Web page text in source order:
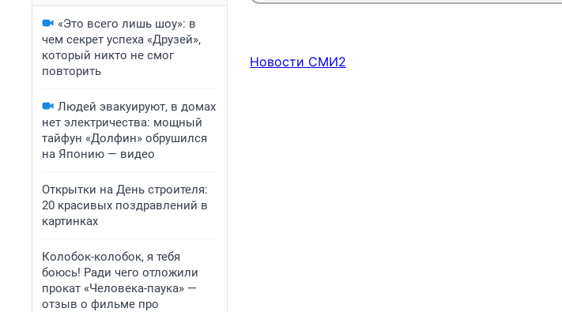
«Это всего лишь шоу»: в
чем секрет успеха «Друзей»,
который никто не смог
повторить
Людей эвакуируют, в домах
нет электричества: мощный
тайфун «Долфин» обрушился
на Японию — видео
Открытки на День строителя:
20 красивых поздравлений в
картинках
Колобок-колобок, я тебя
боюсь! Ради чего отложили
прокат «Человека-паука» —
отзыв о фильме про
Новости СМИ2